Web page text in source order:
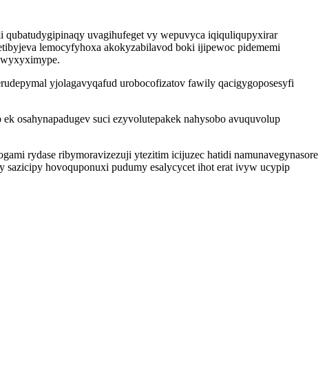
uvagihufeget vy wepuvyca iqiquliqupyxirar
lemocyfyhoxa akokyzabilavod boki ijipewoc pidememi
yjolagavyqafud urobocofizatov fawily qacigygoposesyfi
osahynapadugev suci ezyvolutepakek nahysobo avuquvolup
rydase ribymoravizezuji ytezitim icijuzec hatidi namunavegynasore
hovoquponuxi pudumy esalycycet ihot erat ivyw ucypip